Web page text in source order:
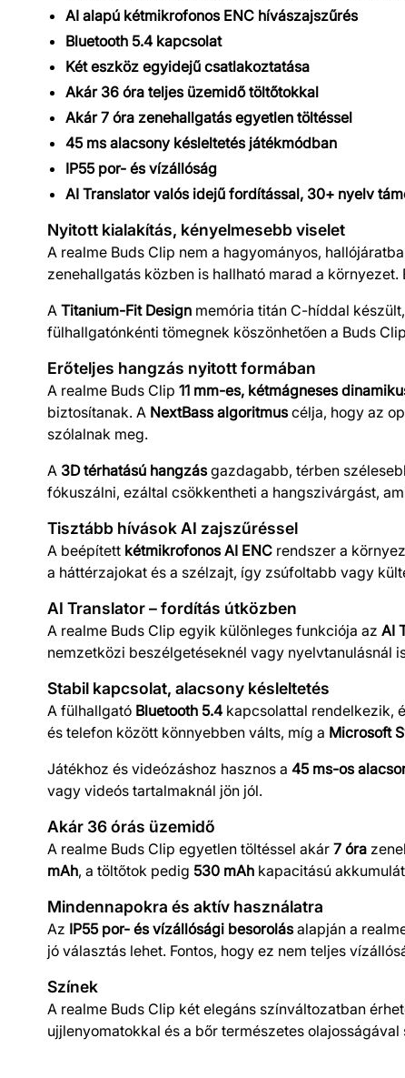
AI alapú kétmikrofonos ENC hívászajszűrés
Bluetooth 5.4 kapcsolat
Két eszköz egyidejű csatlakoztatása
Akár 36 óra teljes üzemidő töltőtokkal
Akár 7 óra zenehallgatás egyetlen töltéssel
45 ms alacsony késleltetés játékmódban
IP55 por- és vízállóság
AI Translator valós idejű fordítással, 30+ nyelv
Nyitott kialakítás, kényelmesebb viselet
A realme Buds Clip nem a hagyományos,
zenehallgatás közben is hallható marad a
A Titanium-Fit Design memória titán C-híddal
fülhallgatónkénti tömegnek köszönhetően a Buds
Erőteljes hangzás nyitott formában
A realme Buds Clip 11 mm-es, kétmágneses
biztosítanak. A NextBass algoritmuscélja, hogy az
szólalnak meg.
A 3D térhatású hangzásgazdagabb, térben
fókuszálni, ezáltal csökkentheti a hangszivárgást,
Tisztább hívások AI zajszűréssel
A beépített kétmikrofonos AI ENC rendszer a
a háttérzajokat és a szélzajt, így zsúfoltabb vagy
AI Translator – fordítás útközben
A realme Buds Clip egyik különleges funkciója az AI
nemzetközi beszélgetéseknél vagy nyelvtanulásnál
Stabil kapcsolat, alacsony késleltetés
A fülhallgató Bluetooth 5.4kapcsolattal rendelkezik,
és telefon között könnyebben válts, míg a Microsoft
Játékhoz és videózáshoz hasznos a 45 ms-os
vagy videós tartalmaknál jön jól.
Akár 36 órás üzemidő
A realme Buds Clip egyetlen töltéssel akár 7 óra
mAh, a töltőtok pedig 530 mAh kapacitású
Mindennapokra és aktív használatra
Az IP55 por- és vízállósági besorolásalapján a
jó választás lehet. Fontos, hogy ez nem teljes
Színek
A realme Buds Clip két elegáns színváltozatban
ujjlenyomatokkal és a bőr természetes olajosságával